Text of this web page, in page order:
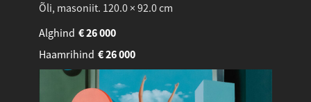
Õli, masoniit. 120.0 × 92.0 cm
Alghind
26 000
€
Haamrihind
26 000
€